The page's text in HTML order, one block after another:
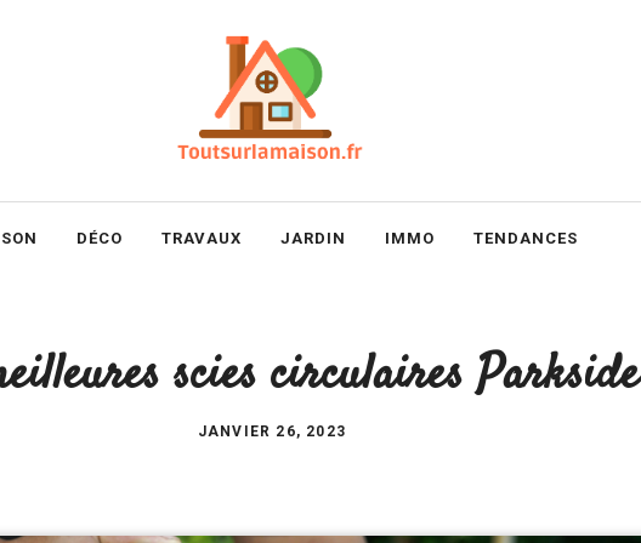
DÉCO TRAVAUX JARDIN IMMO TENDANCES
scies circulaires Parkside
JANVIER 26, 2023